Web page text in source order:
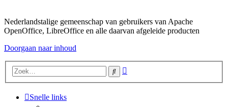
Nederlandstalige gemeenschap van gebruikers van Apache
OpenOffice, LibreOffice en alle daarvan afgeleide producten
Doorgaan naar inhoud
Zoek
Snelle links